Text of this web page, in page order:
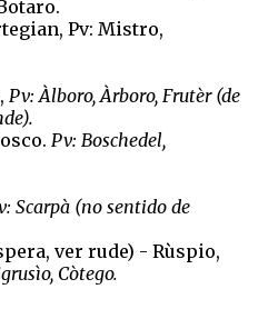
Pv: Mistro,
Pv: Àlboro, Àrboro, Frutèr (de
Pv: Boschedel,
Scarpà (no sentido de
ver rude) - Rùspio,
Còtego.